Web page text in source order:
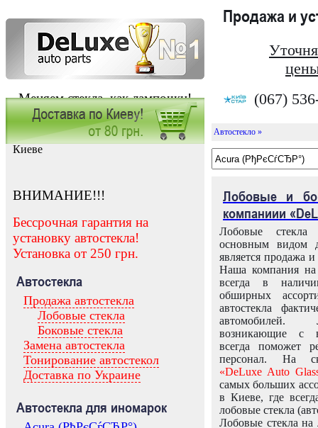
Меняем стекла, как лампочки!
Продажа и
(067)
Заказать установку автостекла в
Киеве
ВНИМАНИЕ!!!
Бессрочная гарантия на
установку автостекла!
Установка от 250 грн.
Автостекла
Продажа автостекла
Лобовые стекла
Боковые стекла
Замена автостекла
Тонирование автостекол
Доставка по Украине
Автостекла для иномарок
Автостекло »
Лобовые и
компаниии
Лобовые
основным видом
является продажа и
Наша компания на
всегда в
обширных
автостекла
возникающие с
всегда поможет
персонал. На
«DeLuxe Auto
самых больших
в Киеве, где
лобовые стекла
Лобовые стекла на